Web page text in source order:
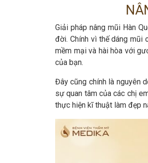
Giải pháp nâng mũi Hàn
đời. Chính vì thế dáng mũi
mềm mại và hài hòa với
của bạn.
Đây cũng chính là nguyên
sự quan tâm của các chị
thực hiện kĩ thuật làm đẹp